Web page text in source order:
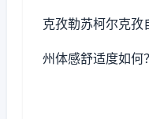
克孜勒苏柯尔克孜
州体感舒适度如何？